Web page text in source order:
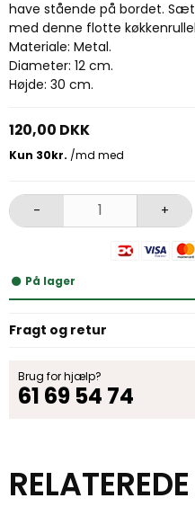
have stående på bordet.
med denne flotte
Materiale: Metal.
Diameter: 12 cm.
Højde: 30 cm.
120,00 DKK
- +
På lager
Fragt og retur
Brug for hjælp?
61 69 54 74